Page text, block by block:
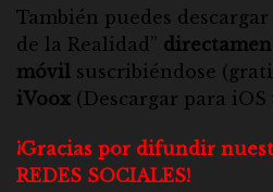
También puedes descargar
de la Realidad”
móvil suscribiéndose
iVoox (Descargar para iOS
¡Gracias por difundir
REDES SOCIALES!